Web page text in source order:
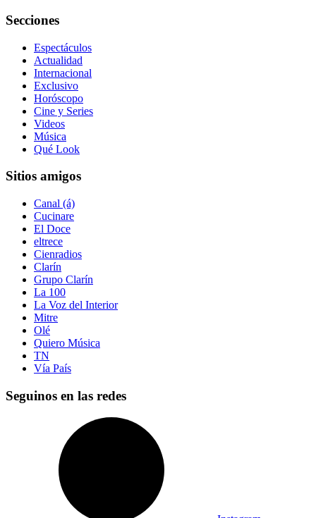
Secciones
Espectáculos
Actualidad
Internacional
Exclusivo
Horóscopo
Cine y Series
Videos
Música
Qué Look
Sitios amigos
Canal (á)
Cucinare
El Doce
eltrece
Cienradios
Clarín
Grupo Clarín
La 100
La Voz del Interior
Mitre
Olé
Quiero Música
TN
Vía País
Seguinos en las redes